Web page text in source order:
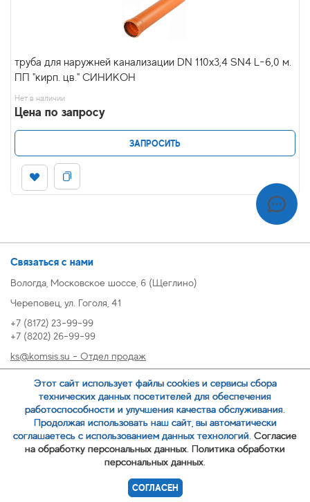
труба для наружней канализации DN 110х3,4 SN4 L-6,0 м.
ПП "кирп. цв." СИНИКОН
Нет в наличии
Цена по запросу
ЗАПРОСИТЬ
Связаться с нами
Вологда, Московское шоссе, 6 (Щеглино)
Череповец, ул. Гоголя, 41
+7 (8172) 23-99-99
+7 (8202) 26-99-99
ks@komsis.su - Отдел продаж
oz@komsis.su - Отдел закупок
ЗАКАЗАТЬ ЗВОНОК
Политика обработки персональных данных
Этот сайт использует файлы cookies и сервисы сбора
технических данных посетителей для обеспечения
работоспособности и улучшения качества обслуживания.
Продолжая использовать наш сайт, вы автоматически
соглашаетесь с использованием данных технологий. Согласие
на обработку персональных данных. Политика обработки
персональных данных.
СОГЛАСЕН